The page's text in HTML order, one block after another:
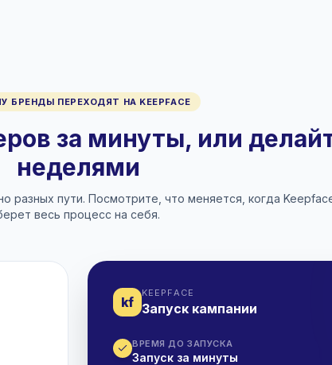
БРЕНДЫ ПЕРЕХОДЯТ НА KEEPFACE
за минуты, или
неделями
разных пути. Посмотрите, что меняется, когда
весь процесс на себя.
kf
KEEPFACE
Запуск кампании
ВРЕМЯ ДО ЗАПУСКА
Запуск за минуты